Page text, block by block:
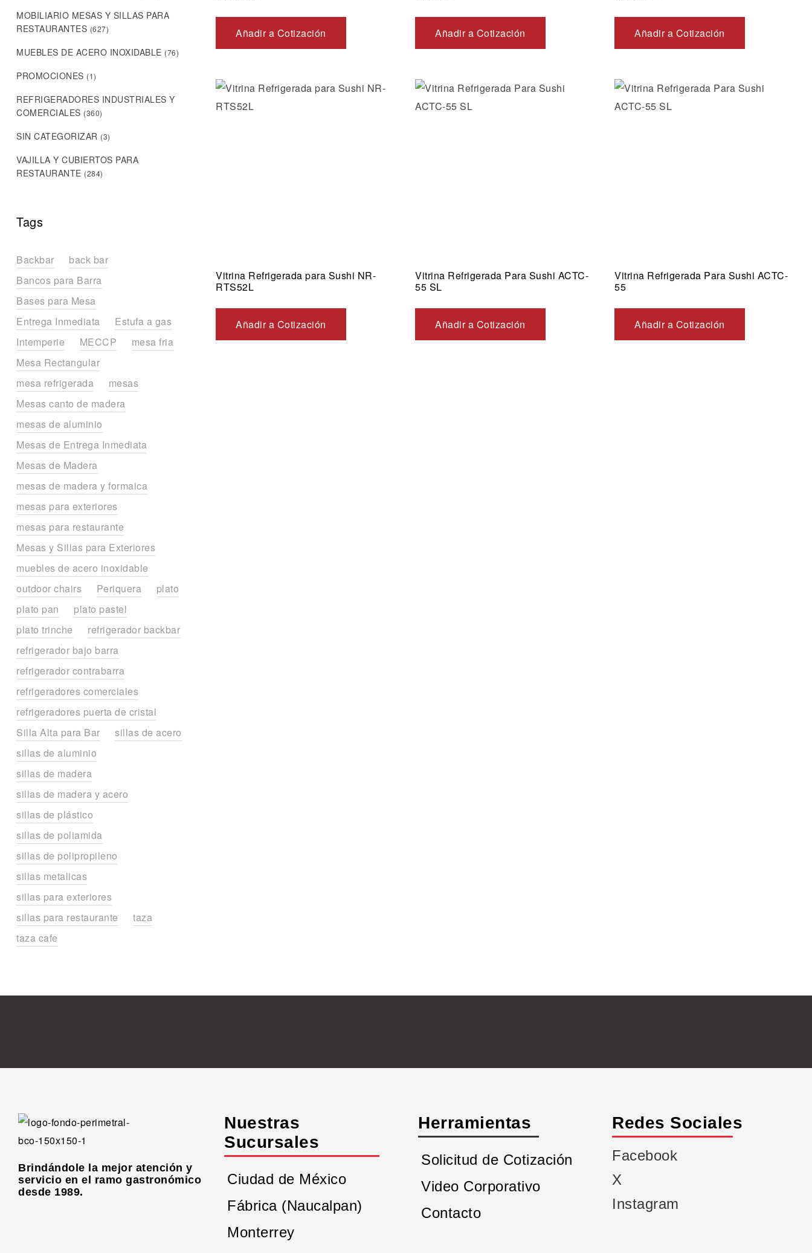
Añadir a Cotización Añadir a Cotización Añadir a Cotización
Añadir a la lista de deseos
Vitrina Refrigerada para Sushi NR-
RTS52L
Añadir a Cotización
Añadir a la lista de deseos
Vitrina Refrigerada Para Sushi ACTC-
55 SL
Añadir a Cotización
Vitrina Refrigerada Para Sushi ACTC-
55
Añadir a Cotización
MOBILIARIO MESAS Y SILLAS PARA
RESTAURANTES (627)
MUEBLES DE ACERO INOXIDABLE (76)
PROMOCIONES (1)
REFRIGERADORES INDUSTRIALES Y
COMERCIALES (360)
SIN CATEGORIZAR (3)
VAJILLA Y CUBIERTOS PARA
RESTAURANTE (284)
Tags
Backbar
back bar
Bancos para Barra
Bases para Mesa
Entrega Inmediata
Estufa a gas
Intemperie
MECCP
mesa fria
Mesa Rectangular
mesa refrigerada
mesas
Mesas canto de madera
mesas de aluminio
Mesas de Entrega Inmediata
Mesas de Madera
mesas de madera y formaica
mesas para exteriores
mesas para restaurante
Mesas y Sillas para Exteriores
muebles de acero inoxidable
outdoor chairs
Periquera
plato
plato pan
plato pastel
plato trinche
refrigerador backbar
refrigerador bajo barra
refrigerador contrabarra
refrigeradores comerciales
refrigeradores puerta de cristal
Silla Alta para Bar
sillas de acero
sillas de aluminio
sillas de madera
sillas de madera y acero
sillas de plástico
sillas de poliamida
sillas de polipropileno
sillas metalicas
sillas para exteriores
sillas para restaurante
taza
taza cafe
Brindándole la mejor atención y
servicio en el ramo gastronómico
desde 1989.
Nuestras
Sucursales
Ciudad de México
Fábrica (Naucalpan)
Monterrey
Herramientas
Solicitud de Cotización
Video Corporativo
Contacto
Redes Sociales
Facebook
X
Instagram